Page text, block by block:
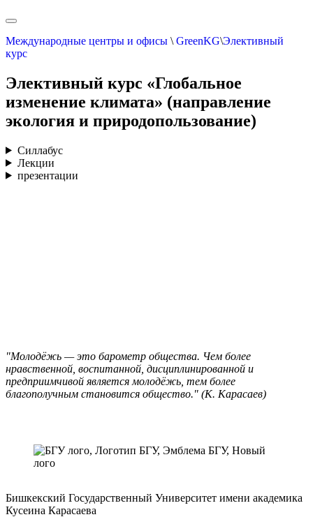
Международные центры и офисы \ GreenKG\Элективный
курс
Элективный курс «Глобальное
изменение климата» (направление
экология и природопользование)
Силлабус
Лекции
презентации
"Молодёжь — это барометр общества. Чем более
нравственной, воспитанной, дисциплинированной и
предприимчивой является молодёжь, тем более
благополучным становится общество." (К. Карасаев)
Бишкекский Государственный Университет имени академика
Кусеина Карасаева